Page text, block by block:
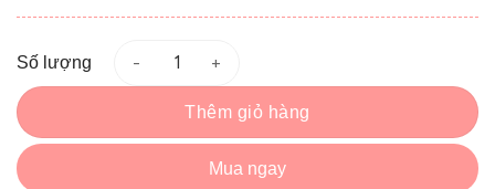
Số lượng
Thêm giỏ hàng
Mua ngay